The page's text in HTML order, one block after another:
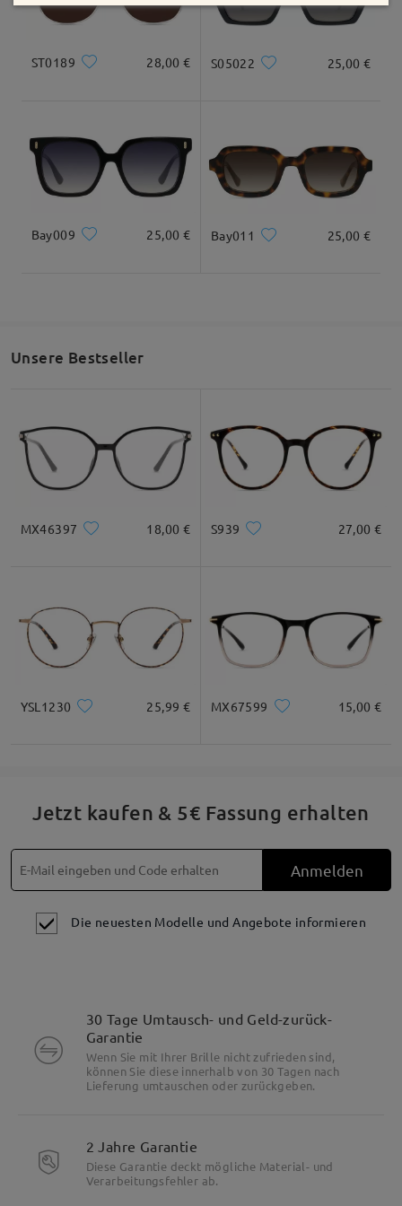
Gestell zwar toll aussieht, aber nicht den nötigen
Tragekomfort für den Alltag bietet.
aufgeben können.
Bei Fragen können Sie uns jederzeit per Live-Chat
service@firmoo.de
kontaktieren.
ST0189 28,00 € S05022 25,00 €
Bay009 25,00 € Bay011 25,00 €
Unsere Bestseller
MX46397 18,00 € S939 27,00 €
YSL1230 25,99 € MX67599 15,00 €
Jetzt kaufen & 5€ Fassung erhalten
Anmelden
Die neuesten Modelle und Angebote informieren
30 Tage Umtausch- und Geld-zurück-
Garantie
Wenn Sie mit Ihrer Brille nicht zufrieden sind,
können Sie diese innerhalb von 30 Tagen nach
Lieferung umtauschen oder zurückgeben.
2 Jahre Garantie
Diese Garantie deckt mögliche Material- und
Verarbeitungsfehler ab.